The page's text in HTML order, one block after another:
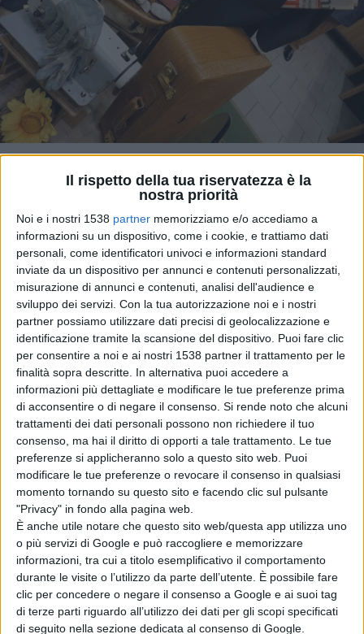
Il rispetto della tua riservatezza è la
nostra priorità
Noi e i nostri 1538 partner memorizziamo e/o accediamo a
informazioni su un dispositivo, come i cookie, e trattiamo dati
personali, come identificatori univoci e informazioni standard
inviate da un dispositivo per annunci e contenuti personalizzati,
misurazione di annunci e contenuti, analisi dell'audience e
sviluppo dei servizi. Con la tua autorizzazione noi e i nostri
partner possiamo utilizzare dati precisi di geolocalizzazione e
identificazione tramite la scansione del dispositivo. Puoi fare clic
per consentire a noi e ai nostri 1538 partner il trattamento per le
finalità sopra descritte. In alternativa puoi accedere a
informazioni più dettagliate e modificare le tue preferenze prima
di acconsentire o di negare il consenso. Si rende noto che alcuni
trattamenti dei dati personali possono non richiedere il tuo
consenso, ma hai il diritto di opporti a tale trattamento. Le tue
preferenze si applicheranno solo a questo sito web. Puoi
modificare le tue preferenze o revocare il consenso in qualsiasi
momento tornando su questo sito e facendo clic sul pulsante
"Privacy" in fondo alla pagina web.
È anche utile notare che questo sito web/questa app utilizza uno
o più servizi di Google e può raccogliere e memorizzare
informazioni, tra cui a titolo esemplificativo il comportamento
durante le visite o l’utilizzo da parte dell’utente. È possibile fare
clic per concedere o negare il consenso a Google e ai suoi tag
di terze parti riguardo all’utilizzo dei dati per gli scopi specificati
di seguito nella sezione dedicata al consenso di Google.
Il Carnevale a Lanciano è quello di "Liborio"